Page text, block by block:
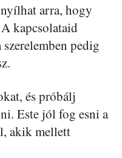
arra, hogy
kapcsolataid
pedig
és próbálj
Este jól fog esni a
akik mellett